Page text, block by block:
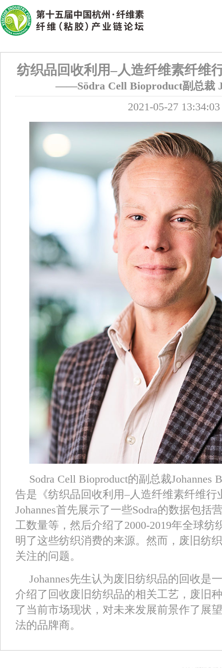
纺织品回收利用–人造纤维素纤维
——Södra Cell Bioproduct副总裁
2021-05-27 13:34:03
Sodra Cell Bioproduct的副总裁Johannes
告是《纺织品回收利用–人造纤维素纤维行
Johannes首先展示了一些Sodra的数据包括
工数量等，然后介绍了2000-2019年全球纺
明了这些纺织消费的来源。然而，废旧纺
关注的问题。
Johannes先生认为废旧纺织品的回收是
介绍了回收废旧纺织品的相关工艺，废旧
了当前市场现状，对未来发展前景作了展
法的品牌商。